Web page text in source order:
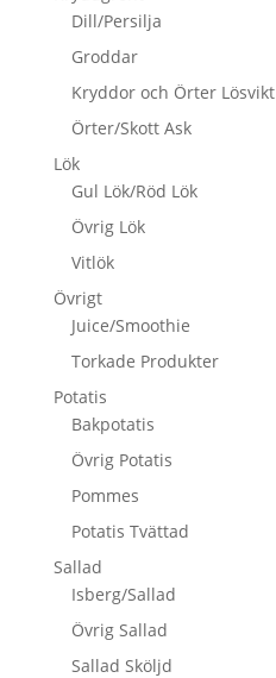
Dill/Persilja
Groddar
Kryddor och Örter Lösvikt
Örter/Skott Ask
Lök
Gul Lök/Röd Lök
Övrig Lök
Vitlök
Övrigt
Juice/Smoothie
Torkade Produkter
Potatis
Bakpotatis
Övrig Potatis
Pommes
Potatis Tvättad
Sallad
Isberg/Sallad
Övrig Sallad
Sallad Sköljd